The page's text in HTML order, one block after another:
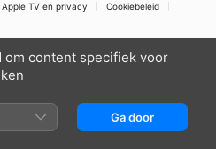
Apple TV en privacy
Cookiebeleid
om content specifiek voor
Ga door